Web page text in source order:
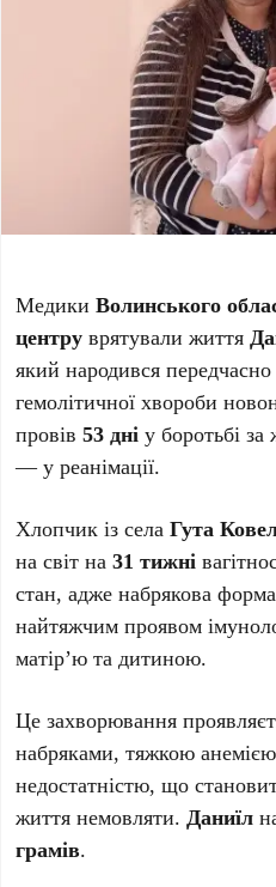
МедикиВолинського
центру врятували життя
який народився
гемолітичної хвороби
провів53 дні у боротьбі
— у реанімації.
Хлопчик із селаГута
на світ на31 тижні
стан, адже набрякова
найтяжчим проявом
матір’ю та дитиною.
Це захворювання
набряками, тяжкою
недостатністю, що
життя немовляти.Даниїл
грамів.